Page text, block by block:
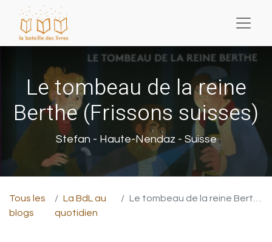
Le tombeau de la reine
Berthe (Frissons suisses)
Stefan - Haute-Nendaz - Suisse
Tous les
blogs
La BdL au
quotidien
Le tombeau de la reine Berthe (Frissons suisses)